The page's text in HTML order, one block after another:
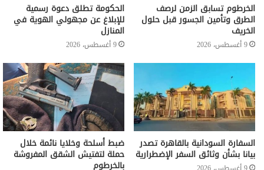
الخرطوم تسابق الزمن لرصف
الطرق وتأمين الجسور قبل حلول
الخريف
9 أغسطس، 2026
الحكومة تطلق دعوة رسمية
للإبلاغ عن مجهولي الهوية في
المنازل
9 أغسطس، 2026
السفارة السودانية بالقاهرة تصدر
بيانا بشأن وثائق السفر الإضطرارية
ضبط أسلحة وخلايا نائمة خلال
حملة لتفتيش الشقق المفروشة
بالخرطوم